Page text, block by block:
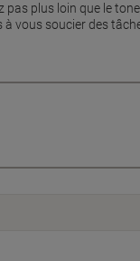
plus loin que le
vous soucier des